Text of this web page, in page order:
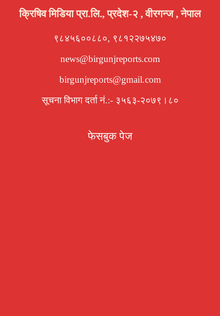
क्रिषिव मिडिया प्रा.लि., प्रदेश-२ , वीरगन्ज , नेपाल
९८४५६००८८०, ९८१२२७५४७०
news@birgunjreports.com
birgunjreports@gmail.com
सूचना विभाग दर्ता नं.:- ३५६३-२०७९।८०
फेसबुक पेज